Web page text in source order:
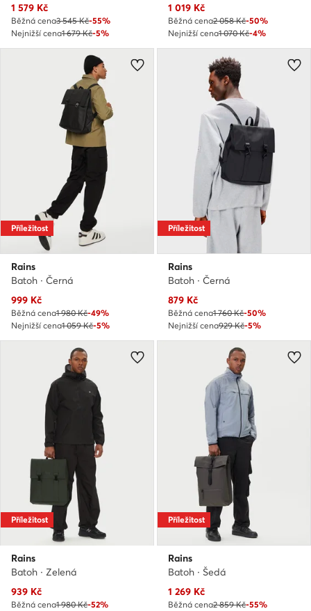
Aktuální cena
1 579 Kč
Běžná cena3 545 Kč-55%
Nejnižší cena1 679 Kč-5%
Aktuální cena
1 019 Kč
Běžná cena2 058 Kč-50%
Nejnižší cena1 070 Kč-4%
Příležitost
Rains
Batoh · Černá
Aktuální cena
999 Kč
Běžná cena1 980 Kč-49%
Nejnižší cena1 059 Kč-5%
Příležitost
Rains
Batoh · Černá
Aktuální cena
879 Kč
Běžná cena1 760 Kč-50%
Nejnižší cena929 Kč-5%
Příležitost
Rains
Batoh · Zelená
Aktuální cena
939 Kč
Běžná cena1 980 Kč-52%
Příležitost
Rains
Batoh · Šedá
Aktuální cena
1 269 Kč
Běžná cena2 859 Kč-55%